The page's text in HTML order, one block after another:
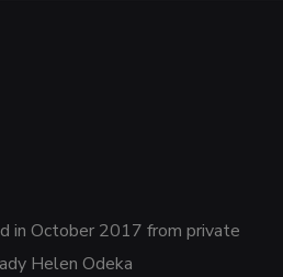
in October 2017 from private
Helen Odeka